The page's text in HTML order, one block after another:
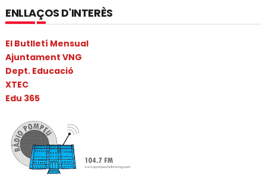
ENLLAÇOS D'INTERÈS
El Butlletí Mensual
Ajuntament VNG
Dept. Educació
XTEC
Edu 365